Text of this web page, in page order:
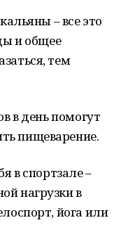
– все это
и общее
тем
в день помогут
пищеварение.
в спортзале –
нагрузки в
йога или